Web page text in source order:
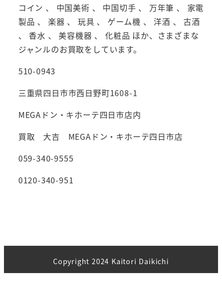
コイン 、 中国美術 、 中国切手 、 万年筆 、 家電
製品 、 楽器 、 玩具 、 ゲーム機 、 洋酒 、 古酒
、 香水 、 美容機器 、 化粧品 ほか、さまざまな
ジャンルのお買取をしています。
510-0943
三重県四日市市西日野町1608-1
MEGAドン・キホーテ四日市店内
買取 大吉 MEGAドン・キホーテ四日市店
059-340-9555
0120-340-951
Copyright 2024 Kaitori Daikichi